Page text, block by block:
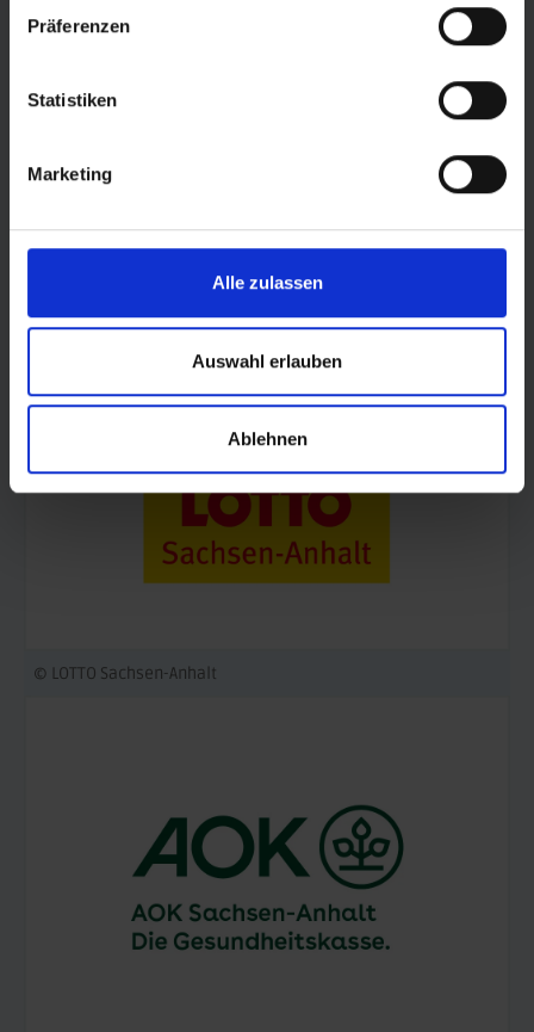
Präferenzen
Statistiken
Marketing
Alle zulassen
Auswahl erlauben
Ablehnen
© LOTTO Sachsen-Anhalt